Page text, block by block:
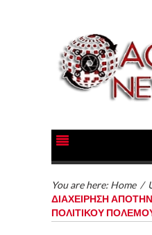
You are here: Home /
ΔΙΑΧΕΙΡΗΣΗ
ΠΟΛΙΤΙΚΟΥ